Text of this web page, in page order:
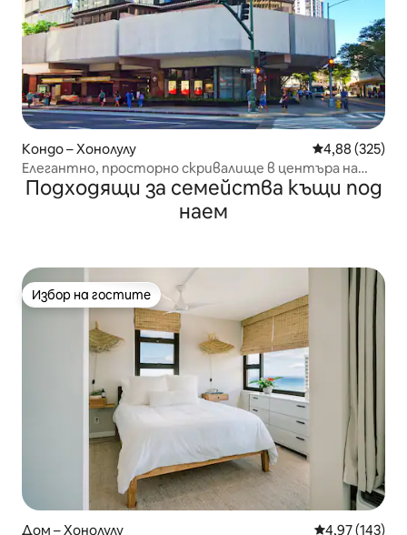
Кондо – Хонолулу Средна
4,88 (325)
Елегантно, просторно скривалище в центъра на
града с паркинг
Подходящи за семейства къщи под
наем
Избор на гостите
Избор на гостите
Дом – Хонолулу Средна
4,97 (143)